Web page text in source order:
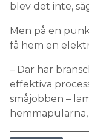
blev det inte,
Men på en
få hem en
– Där har
effektiva
småjobben –